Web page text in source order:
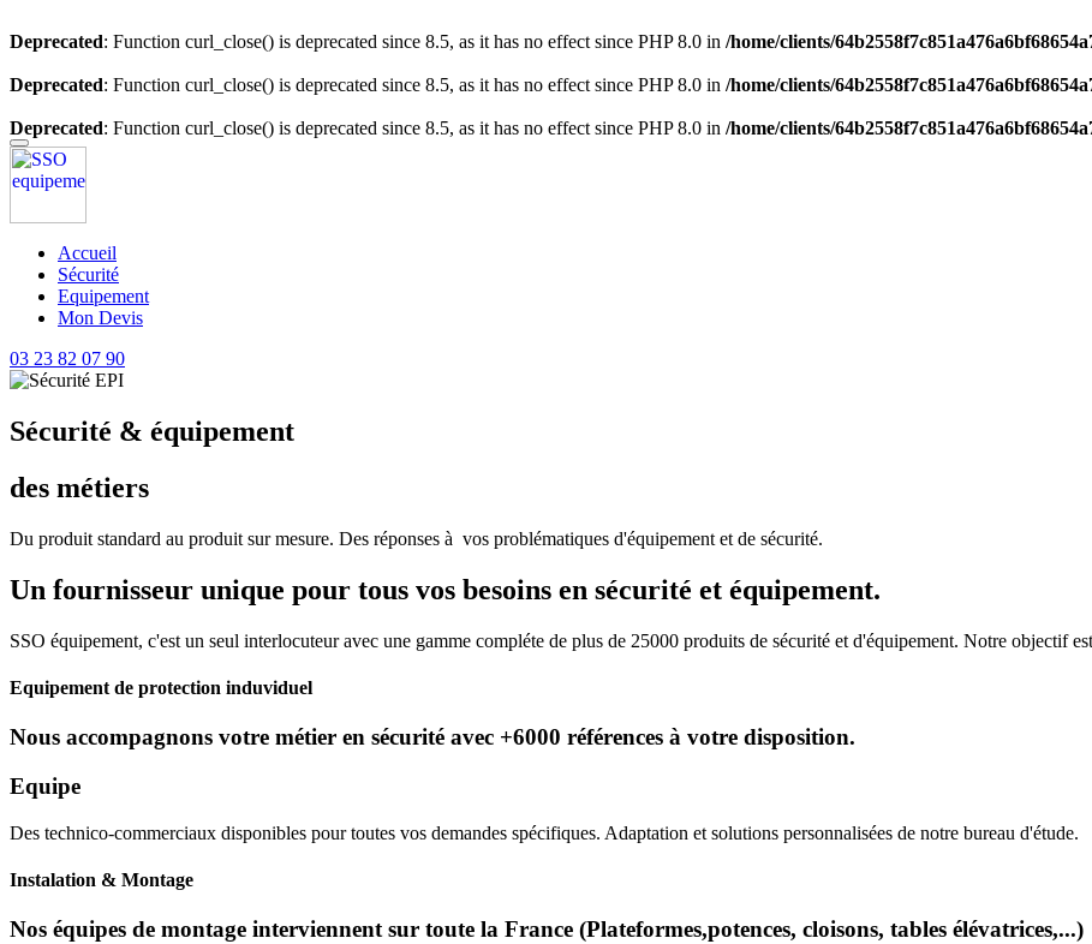
Deprecated: Function curl_close() is deprecated since 8.5, as it has no effect since PHP 8.0 in /home/clients/
Deprecated: Function curl_close() is deprecated since 8.5, as it has no effect since PHP 8.0 in /home/clients/
Deprecated: Function curl_close() is deprecated since 8.5, as it has no effect since PHP 8.0 in /home/clients/
Accueil
Sécurité
Equipement
Mon Devis
03 23 82 07 90
Sécurité & équipement
des métiers
Du produit standard au produit sur mesure. Des réponses à vos problématiques d'équipement et de sécurité.
Un fournisseur unique pour tous vos besoins en sécurité et équipement.
SSO équipement, c'est un seul interlocuteur avec une gamme compléte de plus de 25000 produits de sécurité et d'équipement. Notre objectif
Equipement de protection induviduel
Nous accompagnons votre métier en sécurité avec +6000 références à votre disposition.
Equipe
Des technico-commerciaux disponibles pour toutes vos demandes spécifiques. Adaptation et solutions personnalisées de notre bureau d'étude.
Instalation & Montage
Nos équipes de montage interviennent sur toute la France (Plateformes,potences, cloisons, tables élévatrices,...)